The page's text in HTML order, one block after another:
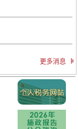
更多消息